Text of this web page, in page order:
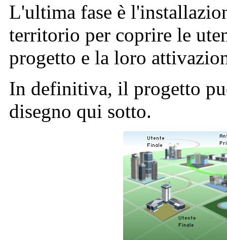
L'ultima fase è
territorio per coprire le
progetto e la loro
In definitiva, il progetto
disegno qui sotto.